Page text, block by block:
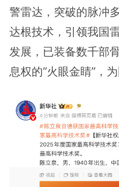
警雷达，突破的脉冲
达根技术，引领我国
发展，已装备数千部
息权的“火眼金睛”，